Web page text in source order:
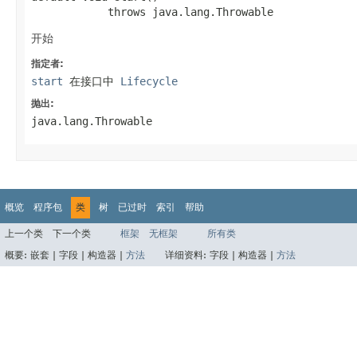
            throws java.lang.Throwable
开始
指定者:
start 在接口中 Lifecycle
抛出:
java.lang.Throwable
概览 程序包 类 树 已过时 索引 帮助
上一个类 下一个类 框架 无框架
所有类
概要: 嵌套 | 字段 | 构造器 | 方法 详细资料: 字段 | 构造器 | 方法